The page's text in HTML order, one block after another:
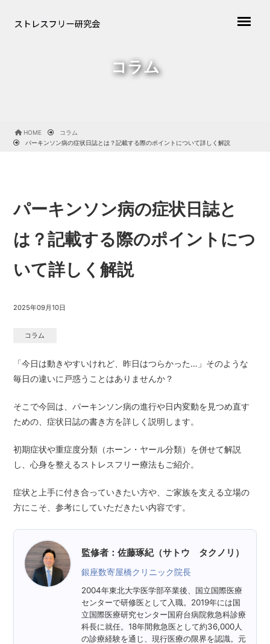
コラム
HOME
コラム
パーキンソン病の症状日誌とは？記載する際のポイントについて詳しく解説
パーキンソン病の症状日誌と
は？記載する際のポイントにつ
いて詳しく解説
2025年09月10日
コラム
「今日は動きやすいけれど、昨日はつらかった…」そのような
毎日の違いに戸惑うことはありませんか？
そこで今回は、パーキンソン病の進行や日内変動を見つめ直す
ための、症状日誌の書き方を詳しく説明します。
初期症状や重症度分類（ホーン・ヤール分類）を併せて解説
し、心身を整えるストレスフリー療法もご紹介。
症状と上手に付き合っていきたい方や、ご家族を支える立場の
方にこそ、参考にしていただきたい内容です。
監修者：佐藤琢紀（サトウ タクノリ）
銀座数寄屋橋クリニック院長
2004年東北大学医学部卒業後、国立国際医療
センターで研修医として入職。2019年には国
立国際医療研究センター国府台病院救急科診療
科長に就任。18年間救急医として約36,000人
の診療経験を通じ、現行医療の限界を認識。元